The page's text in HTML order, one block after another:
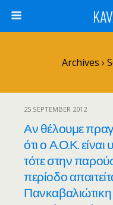
Archives ›
25 SEPTEMBER 2012
Αν θέλουμε
ότι ο Α.Ο.Κ.
τότε στην
περίοδο